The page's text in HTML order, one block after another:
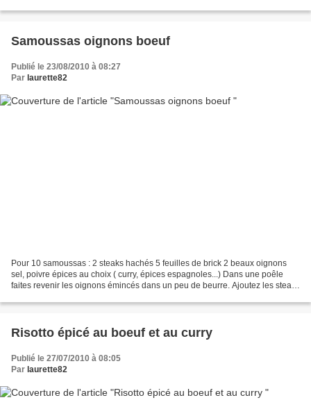
Samoussas oignons boeuf
Publié le 23/08/2010 à 08:27
Par laurette82
Pour 10 samoussas : 2 steaks hachés 5 feuilles de brick 2 beaux oignons
sel, poivre épices au choix ( curry, épices espagnoles...) Dans une poêle
faites revenir les oignons émincés dans un peu de beurre. Ajoutez les steaks
Risotto épicé au boeuf et au curry
Publié le 27/07/2010 à 08:05
Par laurette82